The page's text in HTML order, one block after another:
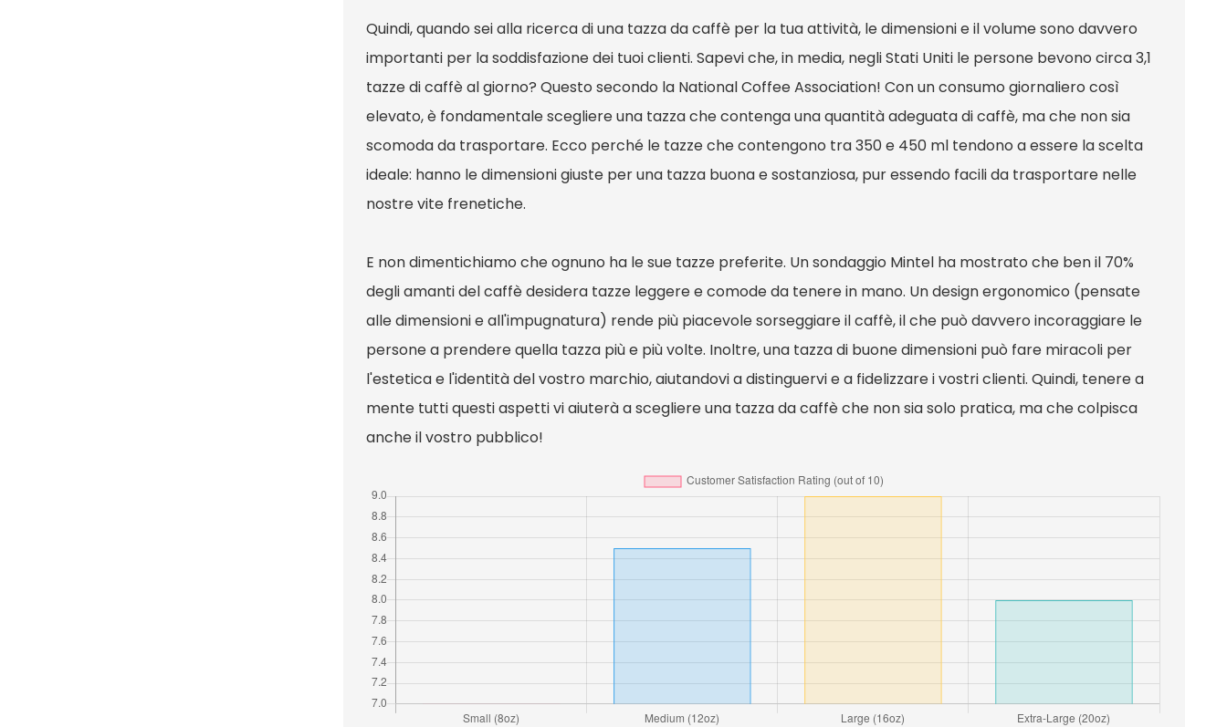
Quindi, quando sei alla ricerca di una tazza da caffè per la tua attività, le dimensioni e il volume sono davvero
importanti per la soddisfazione dei tuoi clienti. Sapevi che, in media, negli Stati Uniti le persone bevono circa 3,1
tazze di caffè al giorno? Questo secondo la National Coffee Association! Con un consumo giornaliero così
elevato, è fondamentale scegliere una tazza che contenga una quantità adeguata di caffè, ma che non sia
scomoda da trasportare. Ecco perché le tazze che contengono tra 350 e 450 ml tendono a essere la scelta
ideale: hanno le dimensioni giuste per una tazza buona e sostanziosa, pur essendo facili da trasportare nelle
nostre vite frenetiche.
E non dimentichiamo che ognuno ha le sue tazze preferite. Un sondaggio Mintel ha mostrato che ben il 70%
degli amanti del caffè desidera tazze leggere e comode da tenere in mano. Un design ergonomico (pensate
alle dimensioni e all'impugnatura) rende più piacevole sorseggiare il caffè, il che può davvero incoraggiare le
persone a prendere quella tazza più e più volte. Inoltre, una tazza di buone dimensioni può fare miracoli per
l'estetica e l'identità del vostro marchio, aiutandovi a distinguervi e a fidelizzare i vostri clienti. Quindi, tenere a
mente tutti questi aspetti vi aiuterà a scegliere una tazza da caffè che non sia solo pratica, ma che colpisca
anche il vostro pubblico!